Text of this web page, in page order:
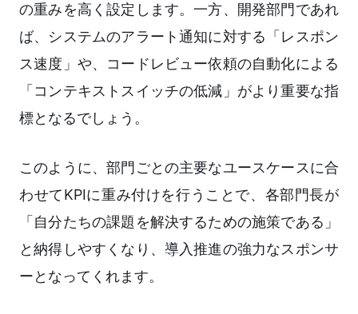
の重みを高く設定します。一方、開発部門であれ
ば、システムのアラート通知に対する「レスポン
ス速度」や、コードレビュー依頼の自動化による
「コンテキストスイッチの低減」がより重要な指
標となるでしょう。
このように、部門ごとの主要なユースケースに合
わせてKPIに重み付けを行うことで、各部門長が
「自分たちの課題を解決するための施策である」
と納得しやすくなり、導入推進の強力なスポンサ
ーとなってくれます。